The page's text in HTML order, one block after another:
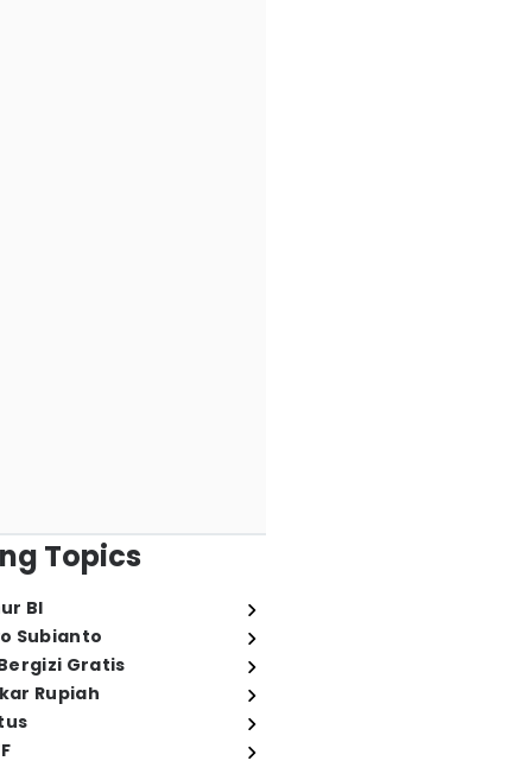
Topics
BI
Subianto
Gratis
Rupiah